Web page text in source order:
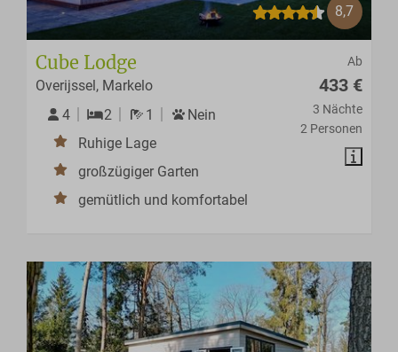
8,7
Ab
433 €
3 Nächte
2 Personen
Cube Lodge
Overijssel, Markelo
4
2 1
Nein
Ruhige Lage
großzügiger Garten
gemütlich und komfortabel